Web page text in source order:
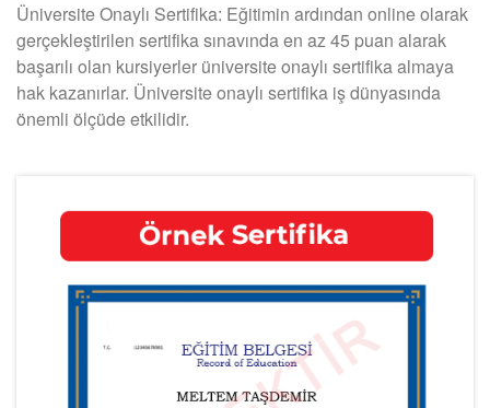
Üniversite Onaylı Sertifika: Eğitimin ardından online olarak
gerçekleştirilen sertifika sınavında en az 45 puan alarak
başarılı olan kursiyerler üniversite onaylı sertifika almaya
hak kazanırlar. Üniversite onaylı sertifika iş dünyasında
önemli ölçüde etkilidir.